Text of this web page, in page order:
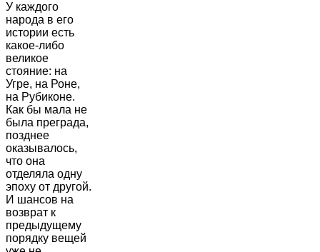
У каждого
народа в его
истории есть
какое-либо
великое
стояние: на
Угре, на Роне,
на Рубиконе.
Как бы мала не
была преграда,
позднее
оказывалось,
что она
отделяла одну
эпоху от другой.
И шансов на
возврат к
предыдущему
порядку вещей